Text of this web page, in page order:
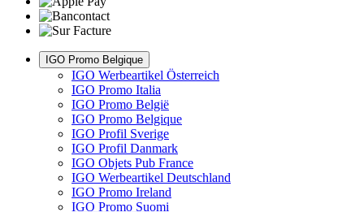
IGO Promo Belgique
IGO Werbeartikel Österreich
IGO Promo Italia
IGO Promo België
IGO Promo Belgique
IGO Profil Sverige
IGO Profil Danmark
IGO Objets Pub France
IGO Werbeartikel Deutschland
IGO Promo Ireland
IGO Promo Suomi